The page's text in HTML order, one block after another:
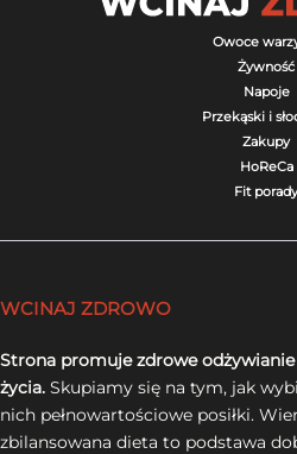
Owoce
Żywność
Napoje
Przekąski i
Zakupy
HoReCa
Fit porady
WCINAJ ZDROWO
Strona promuje zdrowe
życia. Skupiamy się na tym, jak
nich pełnowartościowe posiłki.
zbilansowana dieta to podstawa